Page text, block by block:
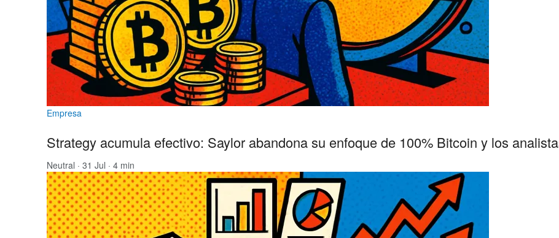
Empresa
Strategy acumula efectivo: Saylor abandona su enfoque de 100% Bitcoin y los
Neutral · 31 Jul · 4 min